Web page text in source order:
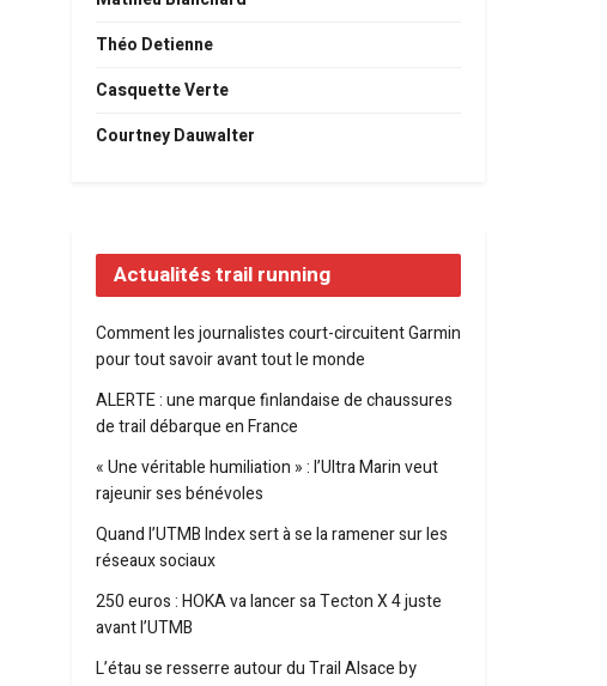
Théo Detienne
Casquette Verte
Courtney Dauwalter
Actualités trail running
Comment les journalistes court-circuitent Garmin
pour tout savoir avant tout le monde
ALERTE : une marque finlandaise de chaussures
de trail débarque en France
« Une véritable humiliation » : l’Ultra Marin veut
rajeunir ses bénévoles
Quand l’UTMB Index sert à se la ramener sur les
réseaux sociaux
250 euros : HOKA va lancer sa Tecton X 4 juste
avant l’UTMB
L’étau se resserre autour du Trail Alsace by